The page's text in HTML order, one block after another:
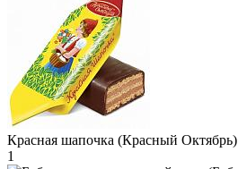
Красная шапочка (Красный Октябрь)
1